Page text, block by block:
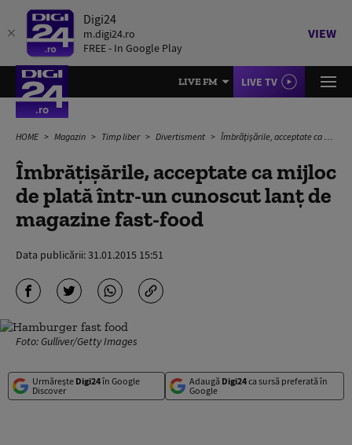
Digi24
m.digi24.ro
FREE - In Google Play
VIEW
LIVE FM LIVE TV
HOME Magazin Timp liber Divertisment Îmbrăţişările, acceptate ca mijloc de plată într-un cunoscut lanţ de magazine fast-food
Îmbrăţişările, acceptate ca mijloc
de plată într-un cunoscut lanţ de
magazine fast-food
Data publicării:31.01.2015 15:51
Foto: Gulliver/Getty Images
Urmărește Digi24în Google
Discover
Adaugă Digi24ca sursă preferată în
Google